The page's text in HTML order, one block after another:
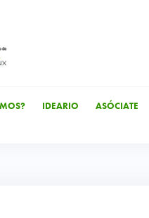
IDEARIO ASÓCIATE